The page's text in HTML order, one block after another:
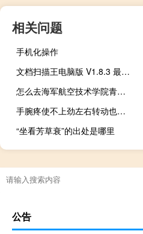
相关问题
手机化操作
文档扫描王电脑版 V1.8.3 最新版（文档扫描王电脑版 V1.8.3 最新版功能简介）
怎么去海军航空技术学院青岛分院 海军航空工程学院青岛分院
手腕疼使不上劲左右转动也疼（手腕疼使不上劲）
“坐看芳草衰”的出处是哪里
公告